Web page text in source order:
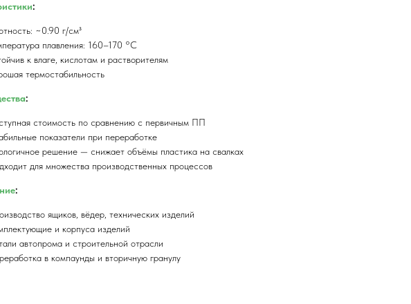
:
~0.90 г/см³
плавления: 160–170 °C
к влаге, кислотам и растворителям
термостабильность
:
стоимость по сравнению с первичным ПП
показатели при переработке
решение — снижает объёмы пластика на свалках
для множества производственных процессов
:
ящиков, вёдер, технических изделий
и корпуса изделий
автопрома и строительной отрасли
в компаунды и вторичную гранулу